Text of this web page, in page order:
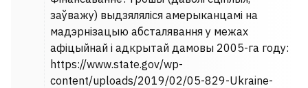
заўважу) выдзяляліся амерыканцамі на
мадэрнізацыю абсталявання у межах
афіцыйнай і адкрытай дамовы 2005-га году:
https://www.state.gov/wp-
content/uploads/2019/02/05-829-Ukraine-